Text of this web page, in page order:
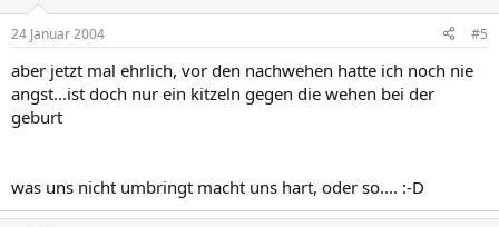
24 Januar 2004 #5
aber jetzt mal ehrlich, vor den nachwehen hatte ich noch nie
angst...ist doch nur ein kitzeln gegen die wehen bei der
geburt
was uns nicht umbringt macht uns hart, oder so.... :-D